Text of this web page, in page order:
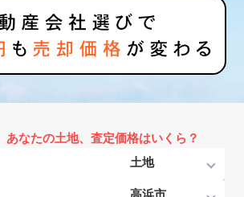
あなたの土地、査定価格はいくら？
ー